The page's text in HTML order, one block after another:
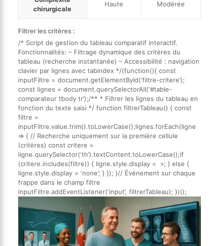
chirurgicale
Haute Modérée
Filtrer les critères :
/* Script de gestion du tableau comparatif interactif.
Fonctionnalités: – Filtrage dynamique des critères du
tableau (recherche instantanée) – Accessibilité : navigation
clavier par lignes avec tabindex */(function(){ const
inputFiltre = document.getElementById(‘filtre-critere’);
const lignes = document.querySelectorAll(‘#table-
comparateur tbody tr’);/** * Filtrer les lignes du tableau en
fonction du texte saisi */ function filtrerTableau() { const
filtre =
inputFiltre.value.trim().toLowerCase();lignes.forEach(ligne
=> { // Recherche uniquement sur la première cellule
(critères) const critere =
ligne.querySelector(‘th’).textContent.toLowerCase();if
(critere.includes(filtre)) { ligne.style.display = »; } else {
ligne.style.display = ‘none’; } }); }// Événement sur chaque
frappe dans le champ filtre
inputFiltre.addEventListener(‘input’, filtrerTableau); })();